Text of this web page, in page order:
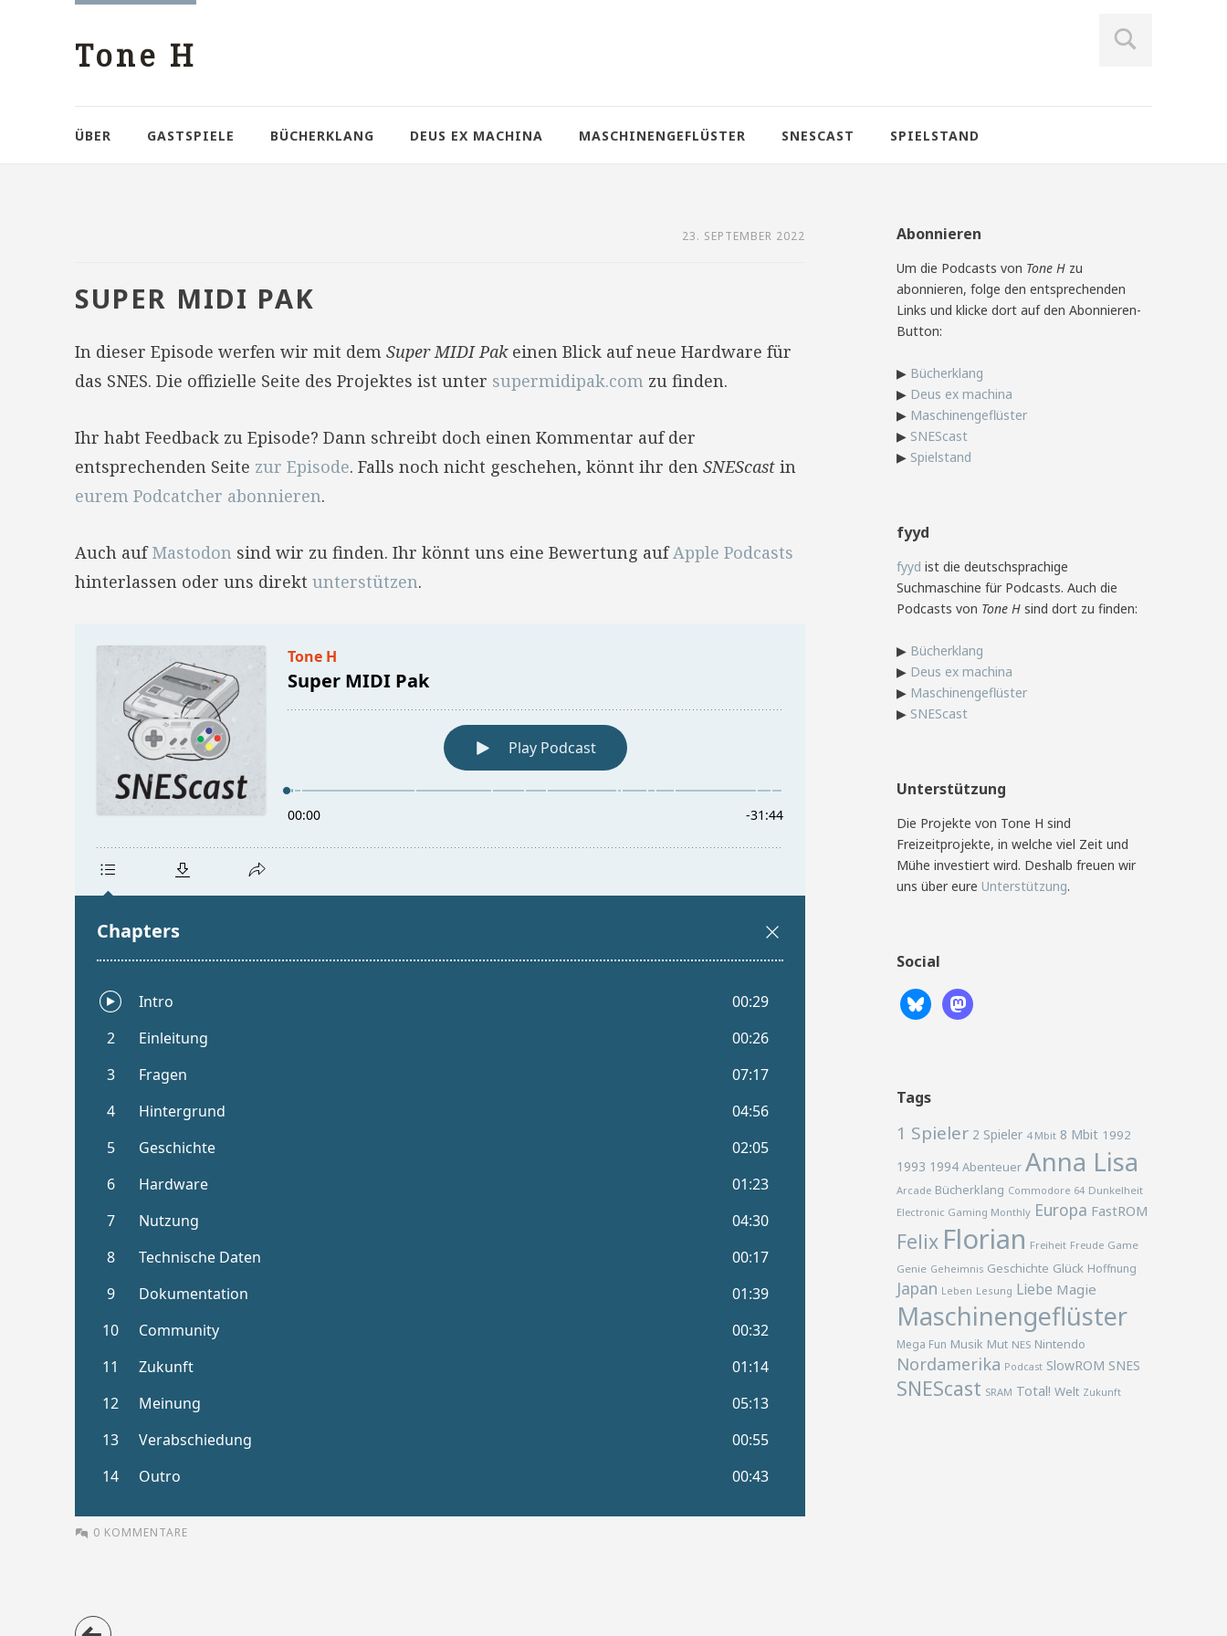
Tone H
ÜBER GASTSPIELE BÜCHERKLANG DEUS EX MACHINA MASCHINENGEFLÜSTER SNESCAST SPIELSTAND
23. SEPTEMBER 2022
SUPER MIDI PAK
In dieser Episode werfen wir mit dem Super MIDI Pakeinen Blick auf neue Hardware für
das SNES. Die offizielle Seite des Projektes ist unter supermidipak.com zu finden.
Ihr habt Feedback zu Episode? Dann schreibt doch einen Kommentar auf der
entsprechenden Seite zur Episode. Falls noch nicht geschehen, könnt ihr den SNEScast in
eurem Podcatcher abonnieren.
Auch aufMastodon sind wir zu finden. Ihr könnt uns eine Bewertung aufApple Podcasts
hinterlassen oder uns direkt unterstützen.
0 KOMMENTARE
Abonnieren
Um die Podcasts von Tone H zu
abonnieren, folge den entsprechenden
Links und klicke dort auf den Abonnieren-
Button:
▶ Bücherklang
▶ Deus ex machina
▶ Maschinengeflüster
▶ SNEScast
▶ Spielstand
fyyd
fyyd ist die deutschsprachige
Suchmaschine für Podcasts. Auch die
Podcasts von Tone H sind dort zu finden:
▶ Bücherklang
▶ Deus ex machina
▶ Maschinengeflüster
▶ SNEScast
Unterstützung
Die Projekte von Tone H sind
Freizeitprojekte, in welche viel Zeit und
Mühe investiert wird. Deshalb freuen wir
uns über eure Unterstützung.
Social
Tags
1 Spieler 2 Spieler 4 Mbit 8 Mbit 1992
1993 1994 Abenteuer Anna Lisa
Arcade Bücherklang Commodore 64 Dunkelheit
Electronic Gaming Monthly Europa FastROM
Felix Florian Freiheit Freude Game
Genie Geheimnis Geschichte Glück Hoffnung
Japan Leben Lesung Liebe Magie
Maschinengeflüster
Mega Fun Musik Mut NES Nintendo
Nordamerika Podcast SlowROM SNES
SNEScast SRAM Total! Welt Zukunft